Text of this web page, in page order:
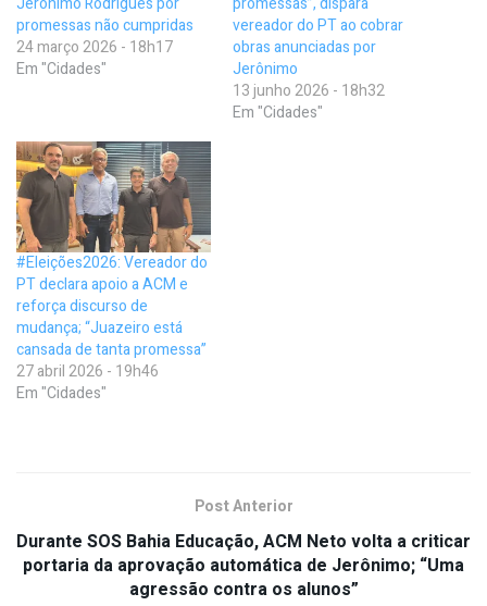
promessas não cumpridas
24 março 2026 - 18h17
Em "Cidades"
vereador do PT ao cobrar
obras anunciadas por
Jerônimo
13 junho 2026 - 18h32
Em "Cidades"
#Eleições2026: Vereador do
PT declara apoio a ACM e
reforça discurso de
mudança; “Juazeiro está
cansada de tanta promessa”
27 abril 2026 - 19h46
Em "Cidades"
Post Anterior
Durante SOS Bahia Educação, ACM Neto volta a criticar
portaria da aprovação automática de Jerônimo; “Uma
agressão contra os alunos”